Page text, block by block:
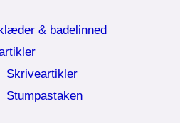
& badelinned
Skriveartikler
Stumpastaken